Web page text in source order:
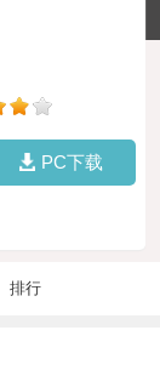
PC下载
排行